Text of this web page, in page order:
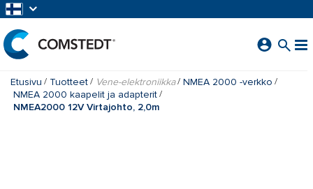
Etusivu Tuotteet Vene-elektroniikka
NMEA 2000 -verkko
NMEA 2000 kaapelit ja adapterit
NMEA2000 12V Virtajohto, 2,0m